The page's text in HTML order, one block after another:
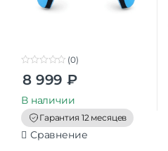
o
t
o
f
5
(0)
8 999 ₽
В наличии
Гарантия 12 месяцев
Сравнение